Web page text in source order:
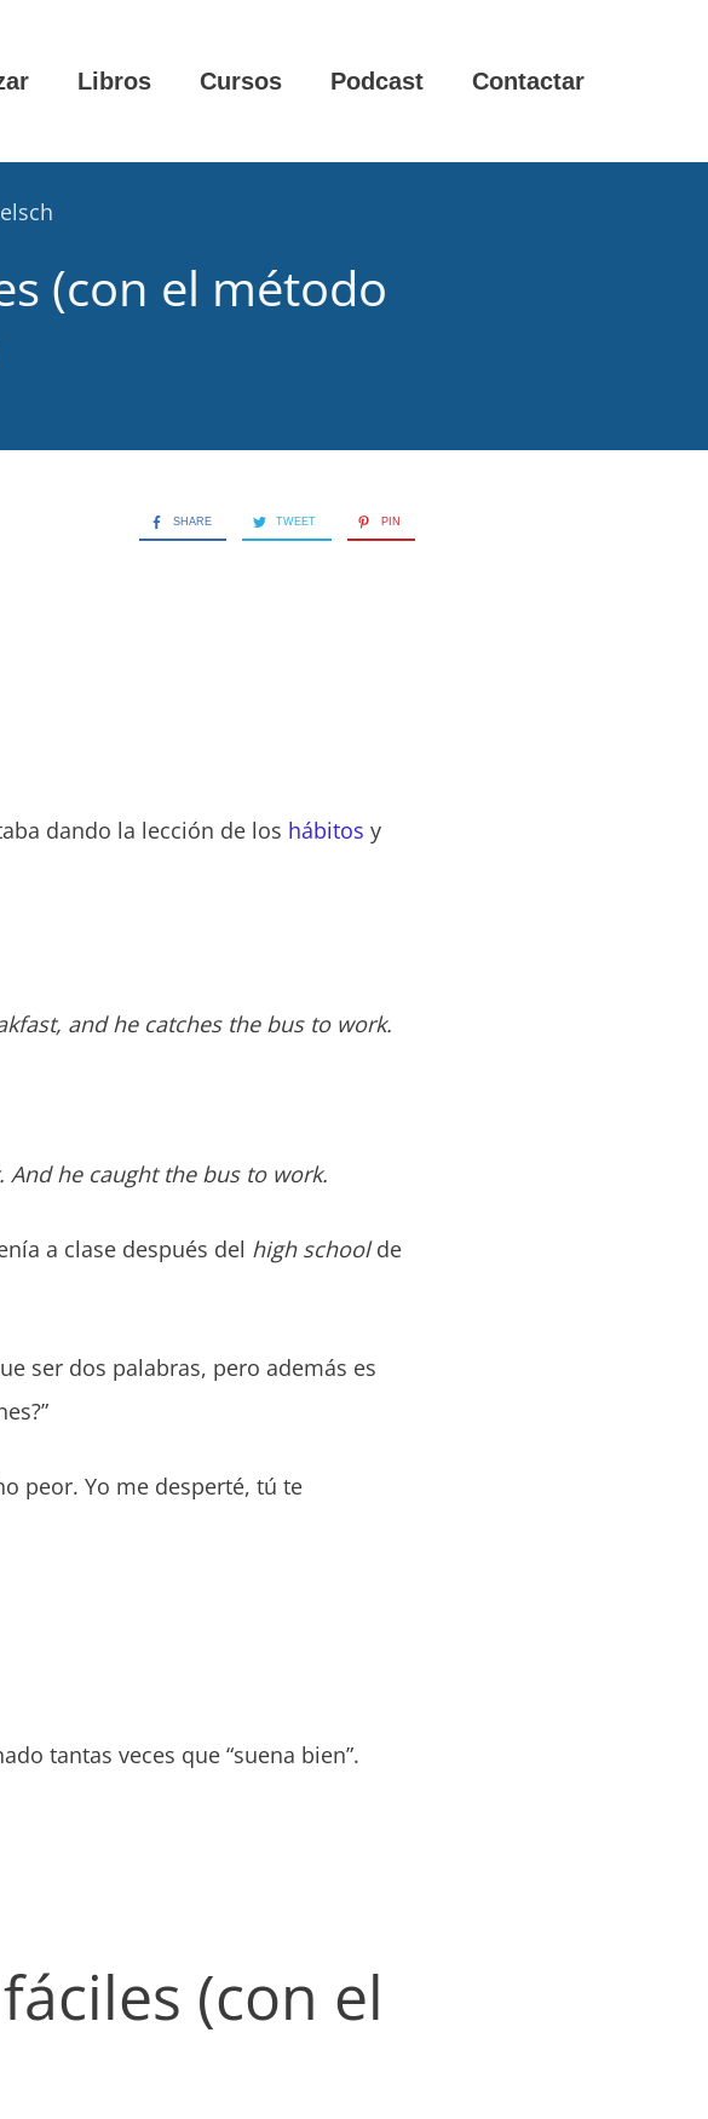
Libros Cursos Podcast Contactar
(con el método
SHARE TWEET PIN
dando la lección de los hábitos y
and he catches the bus to work.
And he caught the bus to work.
a clase después del high schoolde
ser dos palabras, pero además es
peor. Yo me desperté, tú te
tantas veces que “suena bien”.
(con el